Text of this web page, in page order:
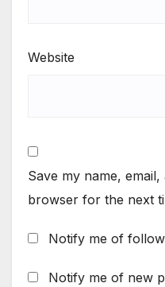
Website
Save my name,
browser for the next
Notify me of
Notify me of new